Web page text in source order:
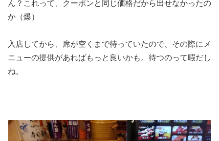
ん？これって、クーポンと同じ価格だから出せなかったの
か（爆）
入店してから、席が空くまで待っていたので、その際にメ
ニューの提供があればもっと良いかも。待つのって暇だし
ね。